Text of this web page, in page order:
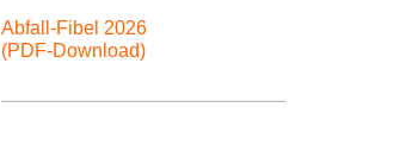
Abfall-Fibel 2026
(PDF-Download)